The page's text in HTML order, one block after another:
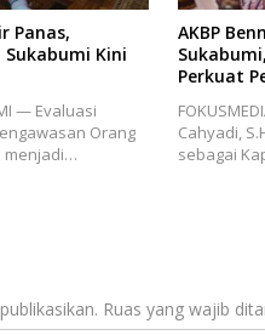
Panas,
Sukabumi Kini
— Evaluasi
Orang
menjadi…
AKBP
Perkuat
Cahyadi,
sebagai
Ruas yang wajib